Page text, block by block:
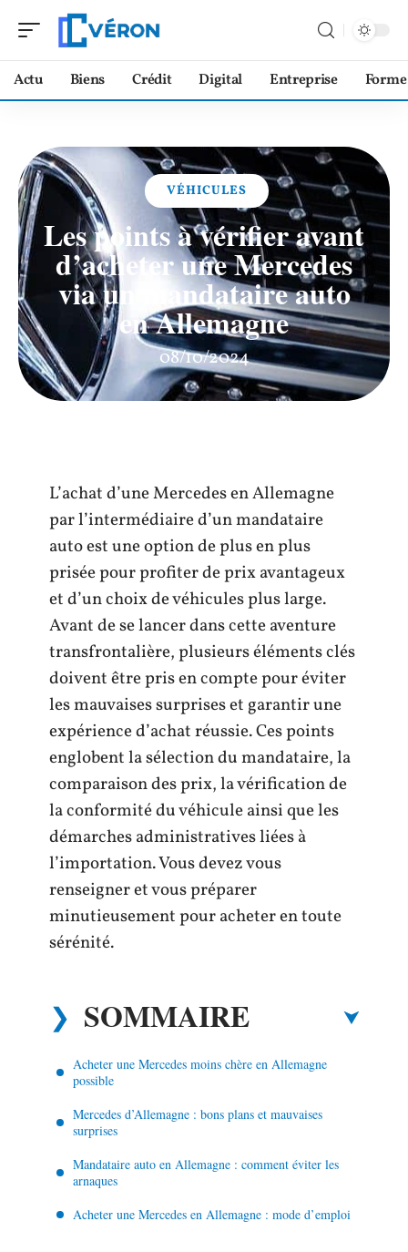
Actu Biens Crédit Digital Entreprise Forme
VÉHICULES
Les points à vérifier avant
d’acheter une Mercedes
via un mandataire auto
en Allemagne
08/10/2024
L’achat d’une Mercedes en Allemagne
par l’intermédiaire d’un mandataire
auto est une option de plus en plus
prisée pour profiter de prix avantageux
et d’un choix de véhicules plus large.
Avant de se lancer dans cette aventure
transfrontalière, plusieurs éléments clés
doivent être pris en compte pour éviter
les mauvaises surprises et garantir une
expérience d’achat réussie. Ces points
englobent la sélection du mandataire, la
comparaison des prix, la vérification de
la conformité du véhicule ainsi que les
démarches administratives liées à
l’importation. Vous devez vous
renseigner et vous préparer
minutieusement pour acheter en toute
sérénité.
SOMMAIRE
Acheter une Mercedes moins chère en Allemagne
possible
Mercedes d’Allemagne : bons plans et mauvaises
surprises
Mandataire auto en Allemagne : comment éviter les
arnaques
Acheter une Mercedes en Allemagne : mode d’emploi